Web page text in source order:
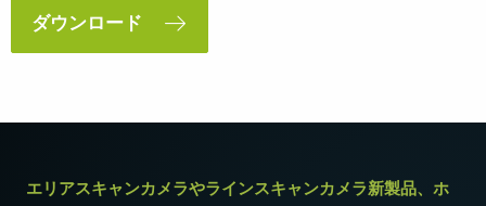
ダウンロード
エリアスキャンカメラやラインスキャンカメラ新製品、ホ